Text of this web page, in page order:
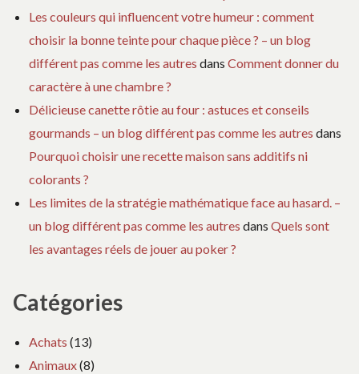
Les couleurs qui influencent votre humeur : comment
choisir la bonne teinte pour chaque pièce ? – un blog
différent pas comme les autres dans Comment donner du
caractère à une chambre ?
Délicieuse canette rôtie au four : astuces et conseils
gourmands – un blog différent pas comme les autres dans
Pourquoi choisir une recette maison sans additifs ni
colorants ?
Les limites de la stratégie mathématique face au hasard. –
un blog différent pas comme les autres dans Quels sont
les avantages réels de jouer au poker ?
Catégories
Achats (13)
Animaux(8)